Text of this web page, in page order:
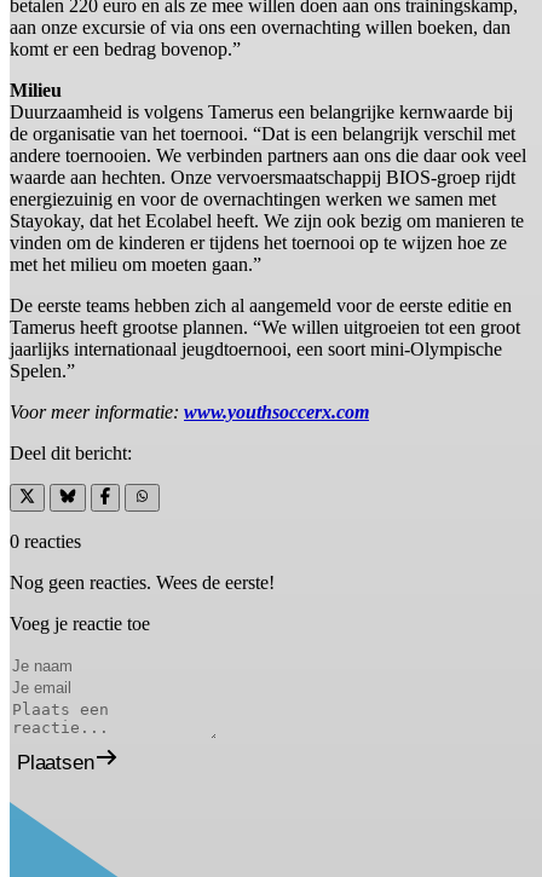
betalen 220 euro en als ze mee willen doen aan ons trainingskamp,
aan onze excursie of via ons een overnachting willen boeken, dan
komt er een bedrag bovenop.”
Milieu
Duurzaamheid is volgens Tamerus een belangrijke kernwaarde bij
de organisatie van het toernooi. “Dat is een belangrijk verschil met
andere toernooien. We verbinden partners aan ons die daar ook veel
waarde aan hechten. Onze vervoersmaatschappij BIOS-groep rijdt
energiezuinig en voor de overnachtingen werken we samen met
Stayokay, dat het Ecolabel heeft. We zijn ook bezig om manieren te
vinden om de kinderen er tijdens het toernooi op te wijzen hoe ze
met het milieu om moeten gaan.”
De eerste teams hebben zich al aangemeld voor de eerste editie en
Tamerus heeft grootse plannen. “We willen uitgroeien tot een groot
jaarlijks internationaal jeugdtoernooi, een soort mini-Olympische
Spelen.”
Voor meer informatie: www.youthsoccerx.com
Deel dit bericht:
0 reacties
Nog geen reacties. Wees de eerste!
Voeg je reactie toe
Plaatsen